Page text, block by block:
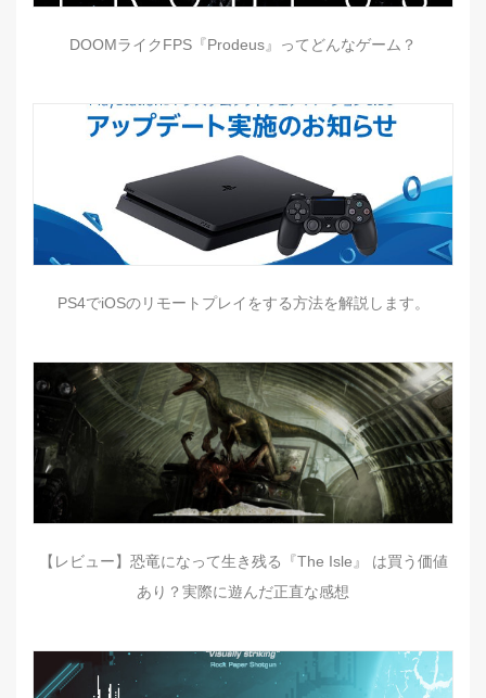
DOOMライクFPS『Prodeus』ってどんなゲーム？
PS4でiOSのリモートプレイをする方法を解説します。
【レビュー】恐竜になって生き残る『The Isle』 は買う価値
あり？実際に遊んだ正直な感想